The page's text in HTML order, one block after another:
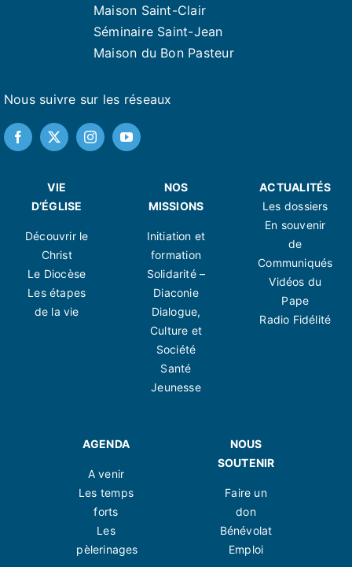
Nous suivre sur les réseaux
Maison Saint-Clair
Séminaire Saint-Jean
Maison du Bon Pasteur
VIE
D’ÉGLISE
Découvrir le
Christ
Le Diocèse
Les étapes
de la vie
NOS
MISSIONS
Initiation et
formation
Solidarité –
Diaconie
Dialogue,
Culture et
Société
Santé
Jeunesse
ACTUALITÉS
Les dossiers
En souvenir
de
Communiqués
Vidéos du
Pape
Radio Fidélité
AGENDA
A venir
Les temps
forts
Les
pèlerinages
NOUS
SOUTENIR
Faire un
don
Bénévolat
Emploi